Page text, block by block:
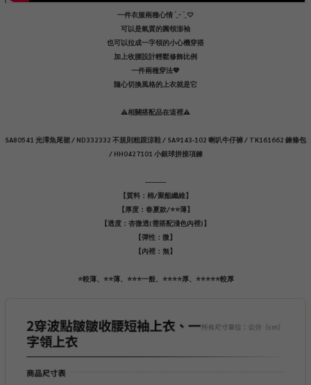
一件衣服兩種心情 ´͈ ᵕ `͈ ♡
可以是氣質的圓領澎袖
也可以拉成一字領的小心機穿搭
加上收腰設計輕鬆修飾比例
一件兩種穿法💖
隨心切換風格的上衣就是它
⚠️相關搭配品在這裡⚠️
SA80541 光澤魚尾裙 / ND332332 不規則粗跟涼鞋 / SA9143-102 喇叭牛仔褲 / TK161662 鍊條包
/ HH0427101 小銀球拼接項鍊
----------
【質料：棉/聚酯纖維】
【厚度：春夏款/⭐️⭐️薄】
【透度：杏微透(需搭配淺色內裡)】
【彈性：微】
【內裡：無】
⭐️較薄、⭐️⭐️薄、⭐️⭐️⭐️一般、⭐️⭐️⭐️⭐️厚、⭐️⭐️⭐️⭐️⭐️較厚